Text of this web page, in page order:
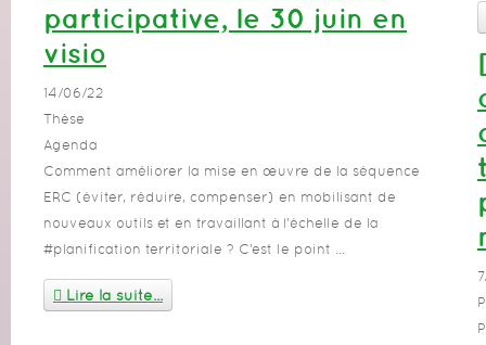
participative, le 30 juin en
visio
14/06/22
Thèse
Agenda
Comment améliorer la mise en œuvre de la séquence
ERC (éviter, réduire, compenser) en mobilisant de
nouveaux outils et en travaillant à l’échelle de la
#planification territoriale ? C’est le point ...
Lire la suite...